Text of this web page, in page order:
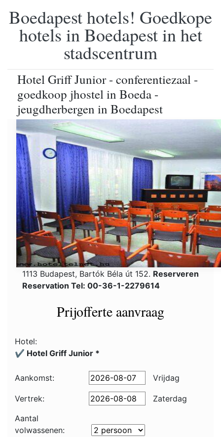
Boedapest hotels! Goedkope
hotels in Boedapest in het
stadscentrum
Hotel Griff Junior - conferentiezaal -
goedkoop jhostel in Boeda -
jeugdherbergen in Boedapest
1113 Budapest, Bartók Béla út 152. Reserveren
Reservation Tel: 00-36-1-2279614
Prijofferte aanvraag
Hotel:
✔️ Hotel Griff Junior *
Aankomst: Vrijdag
Vertrek:
Zaterdag
Aantal
volwassenen: